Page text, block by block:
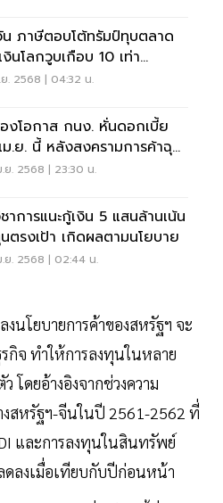
น ภาษีตอบโต้ทรัมป์ทุบตลาด
งินโลกวูบเกือบ 10 เท่า
ทย
.ย. 2568 | 04:32 น.
งโอกาส กนง. หั่นดอกเบี้ย
ม.ย. นี้ หลังสงครามการค้าฉุด
.ย. 2568 | 23:30 น.
าการแนะกู้เงิน 5 แสนล้านเน้น
ตรงเป้า เกิดผลตามนโยบาย
.ย. 2568 | 02:44 น.
นโยบายการค้าของสหรัฐฯ จะ
กิจ ทำให้การลงทุนในหลาย
โดยอ้างอิงจากช่วงความ
งสหรัฐฯ-จีนในปี 2561-2562 ที่
และการลงทุนในสินทรัพย์
ดลงเมื่อเทียบกับปีก่อนหน้า